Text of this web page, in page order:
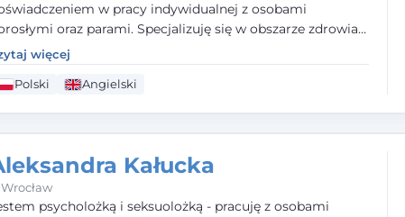
w pracy indywidualnej z osobami
oraz parami. Specjalizuję się w obszarze zdrowia
żałoby, kryzysów życiowych i wypalenia
Pracuję w języku polskim i angielskim, w
humanistycznym, opartym na partnerstwie i
więcej
Polski Angielski
Kałucka
Wrocław
psycholożką i seksuolożką - pracuję z osobami